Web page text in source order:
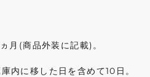
月(商品外装に記載)。
内に移した日を含めて10日。